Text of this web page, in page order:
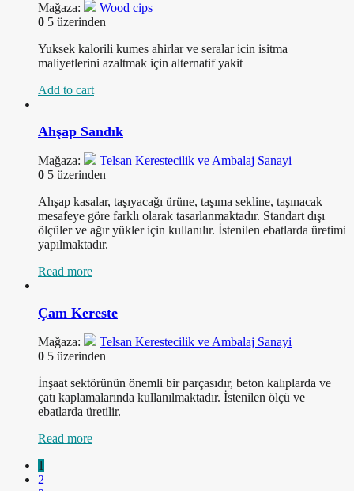
Mağaza:
Wood cips
0 5 üzerinden
Yuksek kalorili kumes ahirlar ve seralar icin isitma
maliyetlerini azaltmak için alternatif yakit
Add to cart
Ahşap Sandık
Mağaza:
Telsan Kerestecilik ve Ambalaj Sanayi
0 5 üzerinden
Ahşap kasalar, taşıyacağı ürüne, taşıma sekline, taşınacak
mesafeye göre farklı olarak tasarlanmaktadır. Standart dışı
ölçüler ve ağır yükler için kullanılır. İstenilen ebatlarda üretimi
yapılmaktadır.
Read more
Çam Kereste
Mağaza:
Telsan Kerestecilik ve Ambalaj Sanayi
0 5 üzerinden
İnşaat sektörünün önemli bir parçasıdır, beton kalıplarda ve
çatı kaplamalarında kullanılmaktadır. İstenilen ölçü ve
ebatlarda üretilir.
Read more
1
2